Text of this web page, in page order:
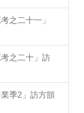
之二十一」
之二十」訪
季2」訪方顗